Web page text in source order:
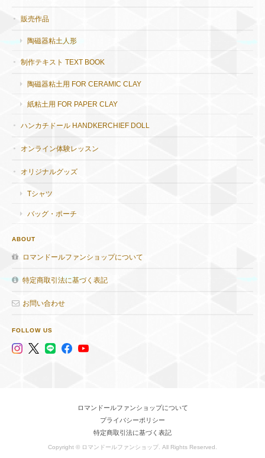
販売作品
陶磁器粘土人形
制作テキスト TEXT BOOK
陶磁器粘土用 FOR CERAMIC CLAY
紙粘土用 FOR PAPER CLAY
ハンカチドール HANDKERCHIEF DOLL
オンライン体験レッスン
オリジナルグッズ
Tシャツ
バッグ・ポーチ
ABOUT
ロマンドールファンショップについて
特定商取引法に基づく表記
お問い合わせ
FOLLOW US
ロマンドールファンショップについて
プライバシーポリシー
特定商取引法に基づく表記
Copyright © ロマンドールファンショップ. All Rights Reserved.